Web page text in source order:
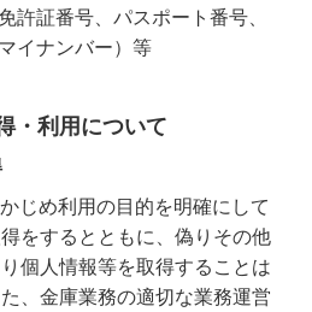
許証番号、パスポート番号、
イナンバー）等
・利用について
じめ利用の目的を明確にして
をするとともに、偽りその他
個人情報等を取得することは
、金庫業務の適切な業務運営